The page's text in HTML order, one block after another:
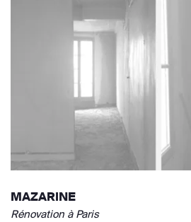
MAZARINE
Rénovation à Paris